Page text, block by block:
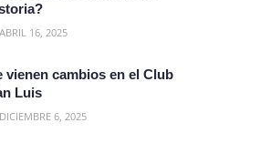
ABRIL 16, 2025
vienen cambios en el Club
Luis
DICIEMBRE 6, 2025